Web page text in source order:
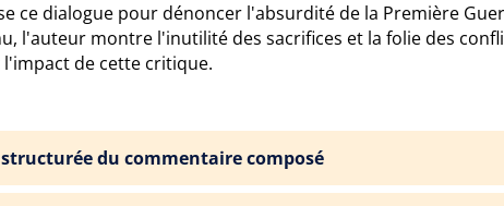
ce dialogue pour dénoncer l'absurdité de la Première
l'auteur montre l'inutilité des sacrifices et la folie des
de cette critique.
du commentaire composé